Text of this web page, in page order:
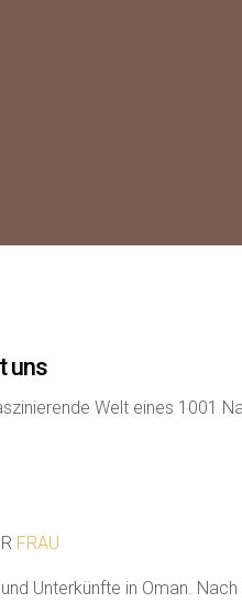
uns
Welt eines 1001
FRAU
Unterkünfte in Oman.